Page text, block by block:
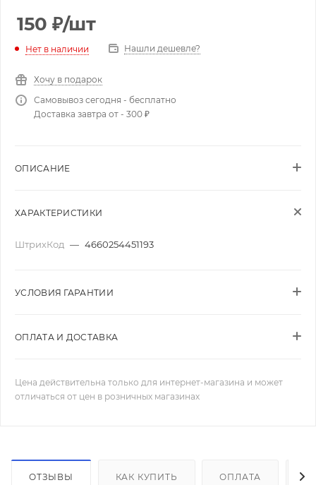
150 ₽/шт
Нет в наличии Нашли дешевле?
Хочу в подарок
Самовывоз сегодня - бесплатно
Доставка завтра от - 300 ₽
ОПИСАНИЕ
ХАРАКТЕРИСТИКИ
ШтрихКод — 4660254451193
УСЛОВИЯ ГАРАНТИИ
ОПЛАТА И ДОСТАВКА
Цена действительна только для интернет-магазина и может
отличаться от цен в розничных магазинах
ОТЗЫВЫ КАК КУПИТЬ ОПЛАТА